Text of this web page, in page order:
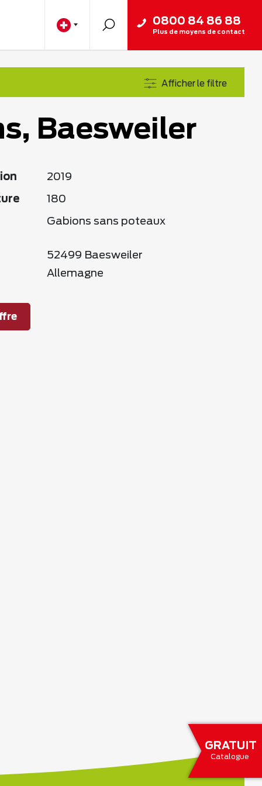
GRATUIT
Catalogue
0800 84 86 88
Plus de moyens de contact
Afficher le filtre
Baesweiler
2019
180
Gabions sans poteaux
52499 Baesweiler
Allemagne